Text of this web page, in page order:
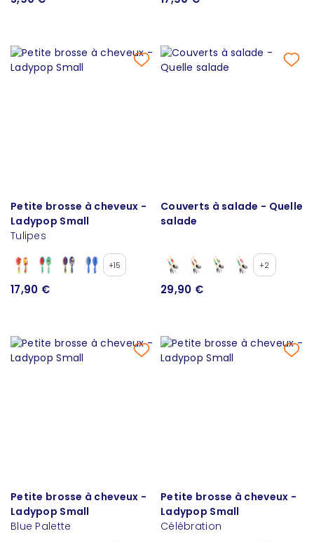
Petite brosse à cheveux -
Ladypop Small
Tulipes
+15
17,90 €
Couverts à salade - Quelle
salade
+2
29,90 €
Petite brosse à cheveux -
Ladypop Small
Blue Palette
Petite brosse à cheveux -
Ladypop Small
Célébration